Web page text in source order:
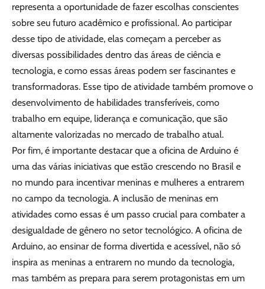
representa a oportunidade de fazer escolhas conscientes
sobre seu futuro acadêmico e profissional. Ao participar
desse tipo de atividade, elas começam a perceber as
diversas possibilidades dentro das áreas de ciência e
tecnologia, e como essas áreas podem ser fascinantes e
transformadoras. Esse tipo de atividade também promove o
desenvolvimento de habilidades transferíveis, como
trabalho em equipe, liderança e comunicação, que são
altamente valorizadas no mercado de trabalho atual.
Por fim, é importante destacar que a oficina de Arduino é
uma das várias iniciativas que estão crescendo no Brasil e
no mundo para incentivar meninas e mulheres a entrarem
no campo da tecnologia. A inclusão de meninas em
atividades como essas é um passo crucial para combater a
desigualdade de gênero no setor tecnológico. A oficina de
Arduino, ao ensinar de forma divertida e acessível, não só
inspira as meninas a entrarem no mundo da tecnologia,
mas também as prepara para serem protagonistas em um